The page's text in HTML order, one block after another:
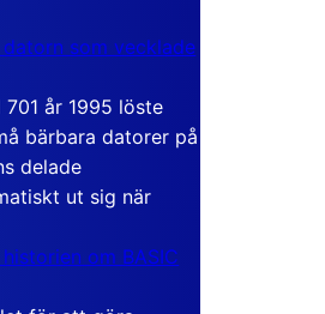
datorn som vecklade
701 år 1995 löste
bärbara datorer på
delade
ut sig när
om BASIC